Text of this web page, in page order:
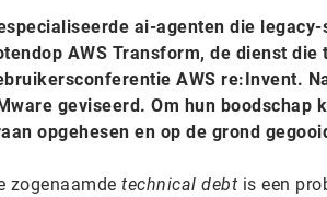
ai-agenten die
AWS Transform, de dienst
AWS re:Invent.
geviseerd. Om hun boodschap
opgehesen en op de grond
zogenaamde technical debt is een